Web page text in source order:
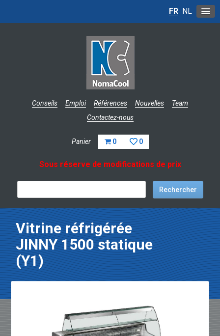
Conseils Emploi Références Nouvelles
Team
Contactez-nous
Panier 0 0
FR NL
Sous réserve de modifications de prix
Vitrine réfrigérée
JINNY 1500 statique
(Y1)